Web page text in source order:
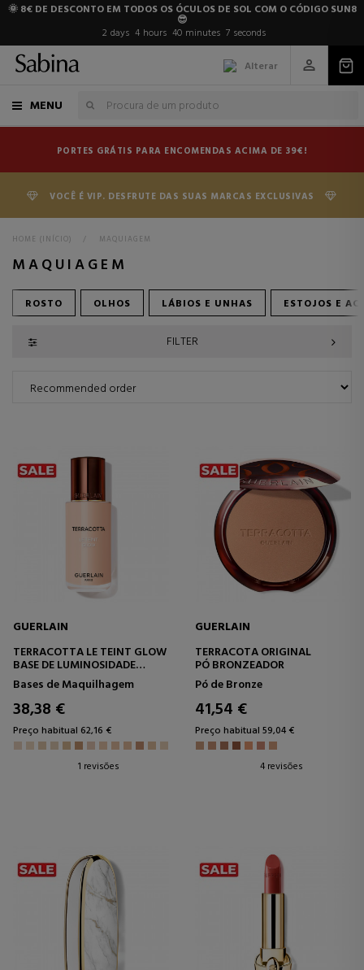
🌞 8€ DE DESCONTO EM TODOS OS ÓCULOS DE SOL COM O CÓDIGO SUN8
😎
2 days 4 hours 40 minutes 6 seconds
Alterar
MENU
PORTES GRÁTIS PARA ENCOMENDAS ACIMA DE 39€!
VOCÊ É VIP. DESFRUTE DAS SUAS MARCAS EXCLUSIVAS
HOME (INÍCIO) > MAQUIAGEM
MAQUIAGEM
ROSTO OLHOS LÁBIOS E UNHAS ESTOJOS E
FILTER
GUERLAIN
TERRACOTTA LE TEINT GLOW
BASE DE LUMINOSIDADE
NATURAL DE LONGA
DURAÇÃO
Bases de Maquilhagem
38,38 €
Preço habitual 62,16 €
1 revisões
GUERLAIN
TERRACOTA ORIGINAL
PÓ BRONZEADOR
Pó de Bronze
41,54 €
Preço habitual 59,04 €
4 revisões